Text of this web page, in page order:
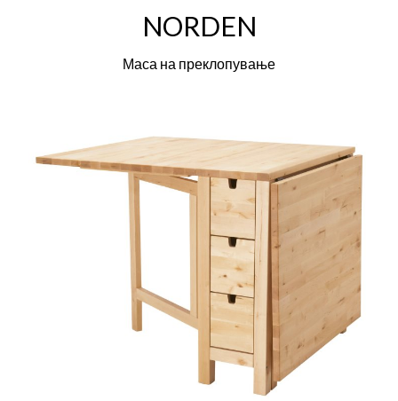
NORDEN
Маса на преклопување